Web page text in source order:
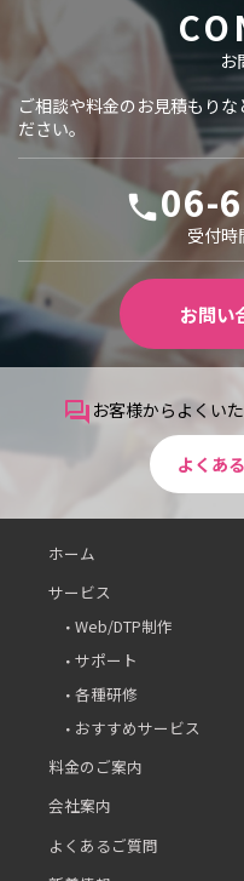
お
ご相談や料金のお見積もり
ださい。
local_phone06-
受付
お問い
question_answer お客様からよくい
よくあ
ホーム
サービス
Web/DTP制作
サポート
各種研修
おすすめサービス
料金のご案内
会社案内
よくあるご質問